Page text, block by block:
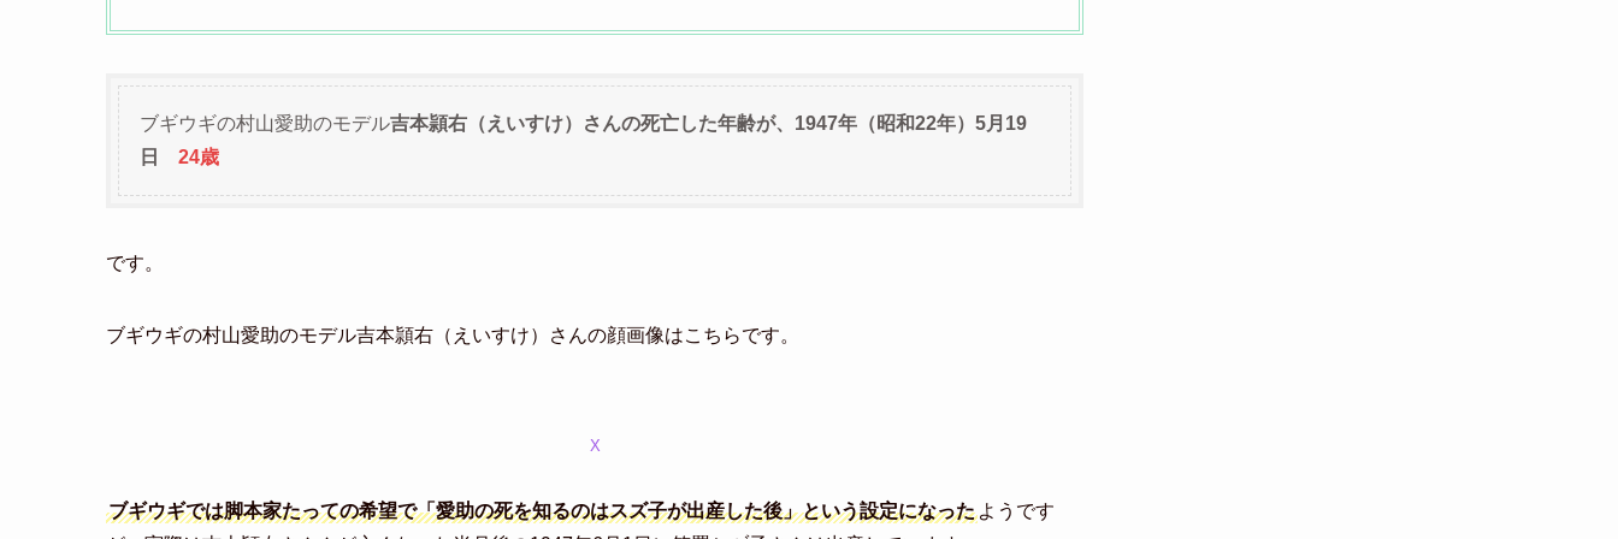
ブギウギの村山愛助のモデル吉本頴右（えいすけ）さんの死亡した年齢が、1947年（昭和22年）5月19
日 24歳
です。
ブギウギの村山愛助のモデル吉本頴右（えいすけ）さんの顔画像はこちらです。
X
ブギウギでは脚本家たっての希望で「愛助の死を知るのはスズ子が出産した後」という設定になった ようです